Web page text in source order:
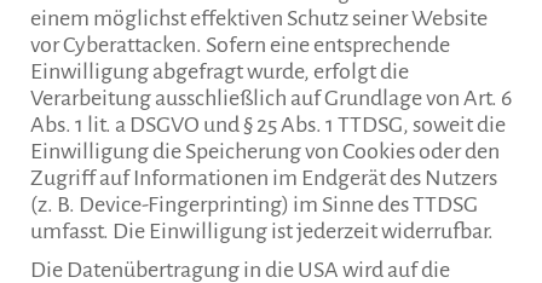
einem möglichst effektiven Schutz seiner Website
vor Cyberattacken. Sofern eine entsprechende
Einwilligung abgefragt wurde, erfolgt die
Verarbeitung ausschließlich auf Grundlage von Art. 6
Abs. 1 lit. a DSGVO und § 25 Abs. 1 TTDSG, soweit die
Einwilligung die Speicherung von Cookies oder den
Zugriff auf Informationen im Endgerät des Nutzers
(z. B. Device-Fingerprinting) im Sinne des TTDSG
umfasst. Die Einwilligung ist jederzeit widerrufbar.
Die Datenübertragung in die USA wird auf die